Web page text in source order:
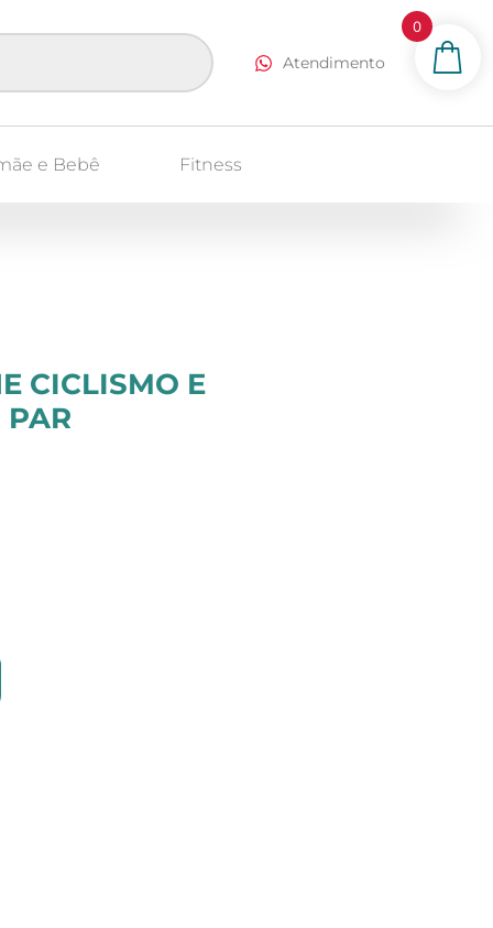
Atendimento
e Bebê Fitness
CICLISMO E
PAR
0